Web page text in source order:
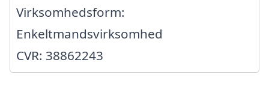
Virksomhedsform:
Enkeltmandsvirksomhed
CVR: 38862243